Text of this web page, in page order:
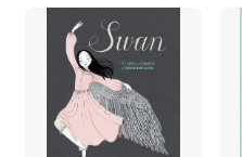
beauty of each and
with an empowering